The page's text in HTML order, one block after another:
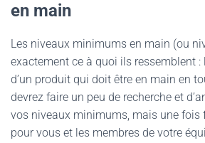
en main
Les niveaux minimums en main (ou
exactement ce à quoi ils ressemblent
d’un produit qui doit être en main en
devrez faire un peu de recherche et
vos niveaux minimums, mais une fois
pour vous et les membres de votre